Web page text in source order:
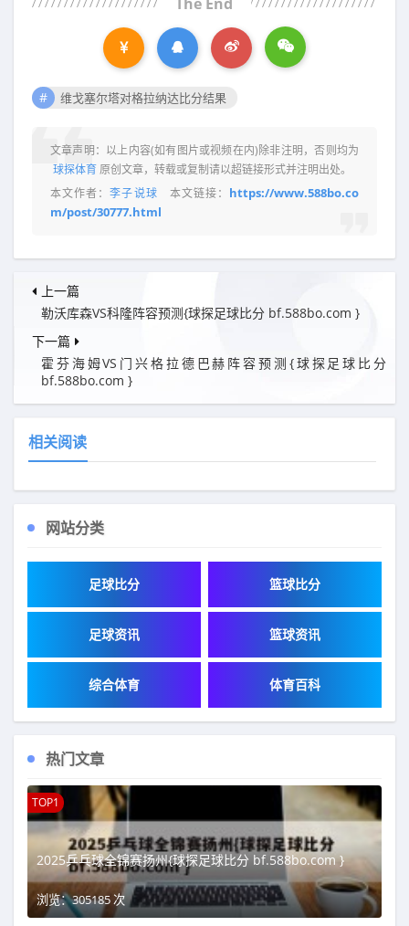
维戈塞尔塔对格拉纳达比分结果
文章声明：以上内容(如有图片或视频在内)除非注明，否则均为
球探体育原创文章，转载或复制请以超链接形式并注明出处。
本文作者：李子说球 本文链接： https://www.588bo.co
m/post/30777.html
上一篇
勒沃库森VS科隆阵容预测{球探足球比分 bf.588bo.com }
下一篇
霍芬海姆VS门兴格拉德巴赫阵容预测{球探足球比分
bf.588bo.com }
相关阅读
网站分类
足球比分 篮球比分
足球资讯 篮球资讯
综合体育 体育百科
热门文章
TOP1
2025乒乓球全锦赛扬州{球探足球比分 bf.588bo.com }
浏览：305185 次